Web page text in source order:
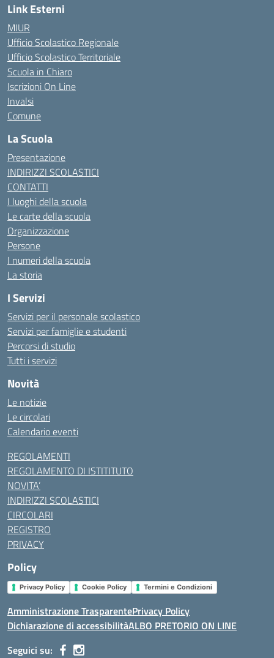
Link Esterni
MIUR
Ufficio Scolastico Regionale
Ufficio Scolastico Territoriale
Scuola in Chiaro
Iscrizioni On Line
Invalsi
Comune
La Scuola
Presentazione
INDIRIZZI SCOLASTICI
CONTATTI
I luoghi della scuola
Le carte della scuola
Organizzazione
Persone
I numeri della scuola
La storia
I Servizi
Servizi per il personale scolastico
Servizi per famiglie e studenti
Percorsi di studio
Tutti i servizi
Novità
Le notizie
Le circolari
Calendario eventi
REGOLAMENTI
REGOLAMENTO DI ISTITITUTO
NOVITA’
INDIRIZZI SCOLASTICI
CIRCOLARI
REGISTRO
PRIVACY
Policy
Privacy Policy Cookie Policy Termini e Condizioni
Amministrazione TrasparentePrivacy Policy
Dichiarazione di accessibilitàALBO PRETORIO ON LINE
Seguici su: